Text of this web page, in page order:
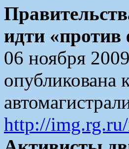
идти «против
06 ноября
опубликована
http://